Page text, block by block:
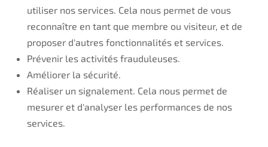
utiliser nos services. Cela nous permet de vous
reconnaître en tant que membre ou visiteur, et de
proposer d'autres fonctionnalités et services.
Prévenir les activités frauduleuses.
Améliorer la sécurité.
Réaliser un signalement. Cela nous permet de
mesurer et d'analyser les performances de nos
services.